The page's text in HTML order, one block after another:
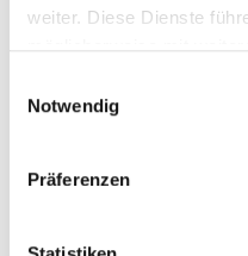
weiter. Diese Dienste
Nutzung der Dienste
Notwendig
Präferenzen
School of Finance &
Eigenkapitalbasis von
Hybridinstrument,
könnte. Im Bericht